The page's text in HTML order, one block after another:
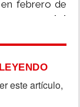
febrero de
se trata del
la Gran
este artículo,